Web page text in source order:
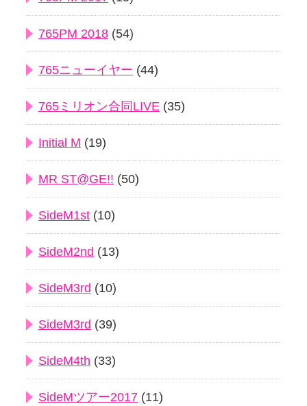
765PM 2018 (54)
765ニューイヤー (44)
765ミリオン合同LIVE (35)
Initial M (19)
MR ST@GE!! (50)
SideM1st (10)
SideM2nd (13)
SideM3rd (10)
SideM3rd (39)
SideM4th (33)
SideMツアー2017 (11)